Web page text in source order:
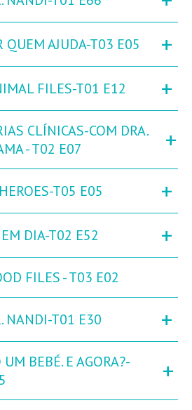
QUEM AJUDA-T03 E05 +
FILES-T01 E12 +
CLÍNICAS-COM DRA.
- T02 E07
+
T05 E05 +
DIA-T02 E52 +
FILES - T03 E02
NANDI-T01 E30 +
BEBÉ. E AGORA?-
+